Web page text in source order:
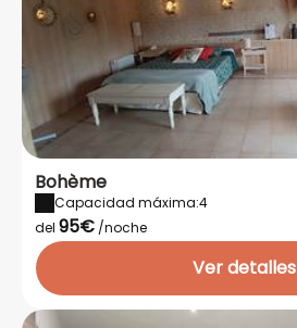
Bohème
Capacidad máxima:4
del 95€ /noche
Ver detalles